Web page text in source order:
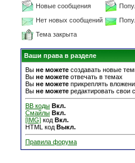
Новые сообщения
Нет новых сообщений
Тема закрыта
Ваши права в разделе
Вы не можете создавать новые
Вы не можете отвечать в темах
Вы не можете прикреплять
Вы не можете редактировать свои
BB коды Вкл.
Смайлы Вкл.
[IMG] код Вкл.
HTML код Выкл.
Правила форума